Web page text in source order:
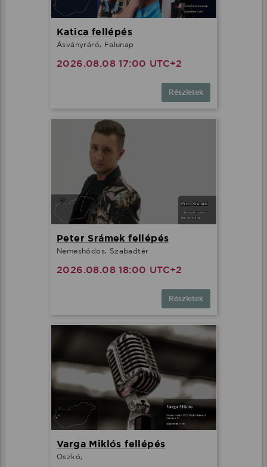
Katica fellépés
Ásványráró, Falunap
2026.08.08 17:00 UTC+2
Részletek
Peter Srámek fellépés
Nemeshódos, Szabadtér
2026.08.08 18:00 UTC+2
Részletek
Varga Miklós fellépés
Oszkó,